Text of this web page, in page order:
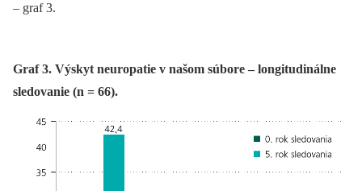
–⁠ graf 3.
Graf 3. Výskyt neuropatie v našom súbore – longitudinálne
sledovanie (n = 66).